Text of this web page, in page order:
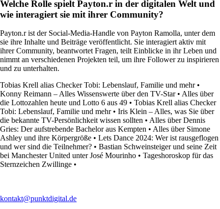
Welche Rolle spielt Payton.r in der digitalen Welt und
wie interagiert sie mit ihrer Community?
Payton.r ist der Social-Media-Handle von Payton Ramolla, unter dem
sie ihre Inhalte und Beiträge veröffentlicht. Sie interagiert aktiv mit
ihrer Community, beantwortet Fragen, teilt Einblicke in ihr Leben und
nimmt an verschiedenen Projekten teil, um ihre Follower zu inspirieren
und zu unterhalten.
Tobias Krell alias Checker Tobi: Lebenslauf, Familie und mehr•
Konny Reimann – Alles Wissenswerte über den TV-Star• Alles über
die Lottozahlen heute und Lotto 6 aus 49 • Tobias Krell alias Checker
Tobi: Lebenslauf, Familie und mehr• Iris Klein – Alles, was Sie über
die bekannte TV-Persönlichkeit wissen sollten • Alles über Dennis
Gries: Der aufstrebende Bachelor aus Kempten • Alles über Simone
Ashley und ihre Körpergröße • Lets Dance 2024: Wer ist rausgeflogen
und wer sind die Teilnehmer? • Bastian Schweinsteiger und seine Zeit
bei Manchester United unter José Mourinho • Tageshoroskop für das
Sternzeichen Zwillinge •
kontakt@punktdigital.de